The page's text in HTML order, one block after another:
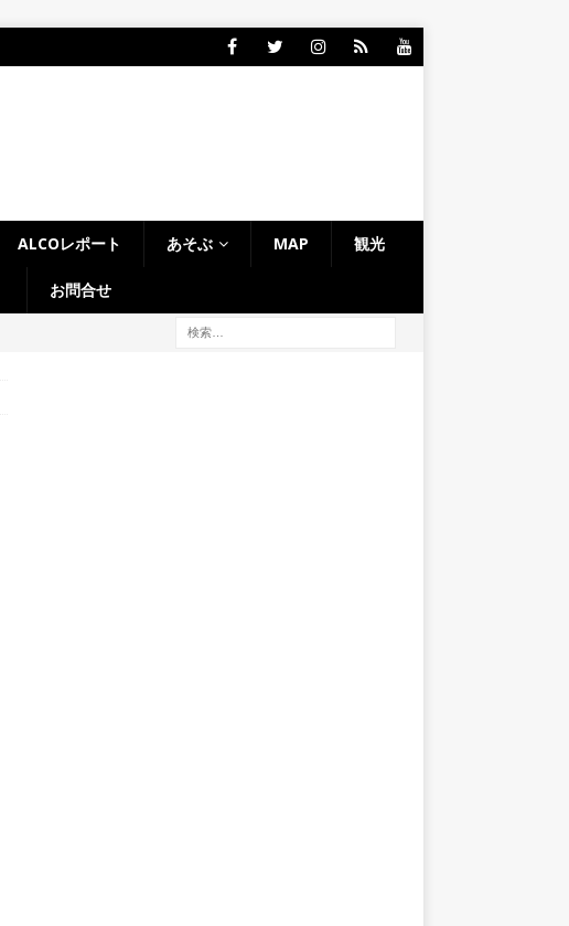
ALCOレポート あそぶ MAP 観光
お問合せ